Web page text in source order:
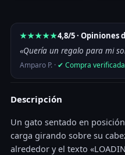
★★★★★4,8/5 · Opiniones
«Quería un regalo para mi
Amparo P. · ✔ Compra verificada
Descripción
Un gato sentado en
carga girando sobre su
alrededor y el texto